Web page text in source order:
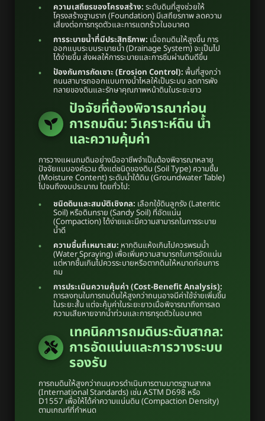
ความเสถียรของโครงสร้าง: ระดับดินที่สูงช่วยให้
โครงสร้างฐานราก (Foundation) มีเสถียรภาพ ลดความ
เสี่ยงต่อการทรุดตัวและการแตกร้าวในอนาคต
การระบายน้ำที่มีประสิทธิภาพ: เมื่อถมดินให้สูงขึ้น การ
ออกแบบระบบระบายน้ำ (Drainage System) จะเป็นไป
ได้ง่ายขึ้น ส่งผลให้การระบายและการซึมผ่านดินดีขึ้น
ป้องกันการกัดเซาะ (Erosion Control): พื้นที่สูงกว่า
ถนนสามารถออกแบบทางน้ำไหลให้เป็นระบบ ลดการพัง
ทลายของดินและรักษาคุณภาพหน้าดินในระยะยาว
ปัจจัยที่ต้องพิจารณาก่อน
การถมดิน: วิเคราะห์ดิน น้ำ
และความคุ้มค่า
การวางแผนถมดินอย่างมืออาชีพจำเป็นต้องพิจารณาหลาย
ปัจจัยแบบองค์รวม ตั้งแต่ชนิดของดิน (Soil Type) ความชื้น
(Moisture Content) ระดับน้ำใต้ดิน (Groundwater Table)
ไปจนถึงงบประมาณ โดยทั่วไป:
ชนิดดินและสมบัติเชิงกล: เลือกใช้ดินลูกรัง (Lateritic
Soil) หรือดินทราย (Sandy Soil) ที่อัดแน่น
(Compaction) ได้ง่ายและมีความสามารถในการระบาย
น้ำดี
ความชื้นที่เหมาะสม:หากดินแห้งเกินไปควรพรมน้ำ
(Water Spraying) เพื่อเพิ่มความสามารถในการอัดแน่น
แต่หากชื้นเกินไปควรระบายหรือตากดินให้หมาดก่อนการ
ถม
การประเมินความคุ้มค่า (Cost-Benefit Analysis):
การลงทุนในการถมดินให้สูงกว่าถนนอาจมีค่าใช้จ่ายเพิ่มขึ้น
ในระยะสั้น แต่จะคุ้มค่าในระยะยาวเมื่อพิจารณาถึงการลด
ความเสียหายจากน้ำท่วมและการทรุดตัวในอนาคต
เทคนิคการถมดินระดับสากล:
การอัดแน่นและการวางระบบ
รองรับ
การถมดินให้สูงกว่าถนนควรดำเนินการตามมาตรฐานสากล
(International Standards) เช่น ASTM D698 หรือ
D1557 เพื่อให้ได้ค่าความแน่นดิน (Compaction Density)
ตามเกณฑ์ที่กำหนด